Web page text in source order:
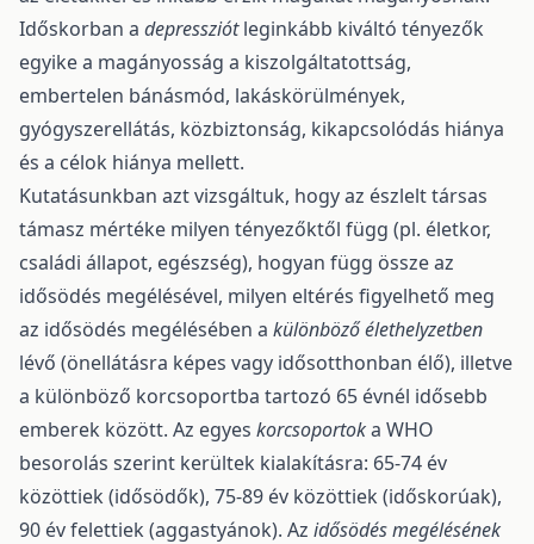
Időskorban a depressziótleginkább kiváltó tényezők
egyike a magányosság a kiszolgáltatottság,
embertelen bánásmód, lakáskörülmények,
gyógyszerellátás, közbiztonság, kikapcsolódás hiánya
és a célok hiánya mellett.
Kutatásunkban azt vizsgáltuk, hogy az észlelt társas
támasz mértéke milyen tényezőktől függ (pl. életkor,
családi állapot, egészség), hogyan függ össze az
idősödés megélésével, milyen eltérés figyelhető meg
az idősödés megélésében a különböző élethelyzetben
lévő (önellátásra képes vagy idősotthonban élő), illetve
a különböző korcsoportba tartozó 65 évnél idősebb
emberek között. Az egyes korcsoportoka WHO
besorolás szerint kerültek kialakításra: 65-74 év
közöttiek (idősödők), 75-89 év közöttiek (időskorúak),
90 év felettiek (aggastyánok). Az idősödés megélésének